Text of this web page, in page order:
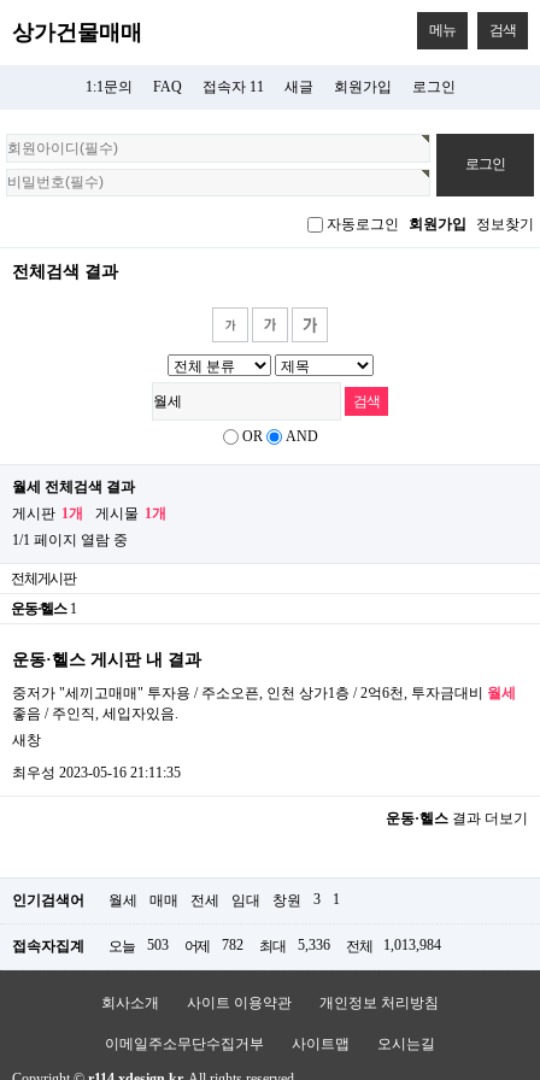
상가건물매매 메뉴 검색
1:1문의 FAQ 접속자 11 새글 회원가입 로그인
회
원
로
자동로그인 회원가입 정보찾기
전체검색 결과
OR AND
월세 전체검색 결과
게시판 1개 게시물 1개
1/1 페이지 열람 중
전체게시판
운동·헬스 1
운동·헬스 게시판 내 결과
중저가 "세끼고매매" 투자용 / 주소오픈, 인천 상가1층 / 2억6천, 투자금대비 월세
좋음 / 주인직, 세입자있음.
새창
최우성 2023-05-16 21:11:35
운동·헬스 결과 더보기
인기검색어 월세 매매 전세 임대 창원 3 1
접속자집계 오늘 503 어제 782 최대 5,336 전체 1,013,984
회사소개 사이트 이용약관 개인정보 처리방침
이메일주소무단수집거부 사이트맵 오시는길